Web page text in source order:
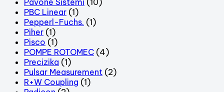
PBC Linear (1)
Pepperl-Fuchs. (1)
Piher (1)
Pisco (1)
POMPE ROTOMEC (4)
Precizika (1)
Pulsar Measurement (2)
R+W Coupling (1)